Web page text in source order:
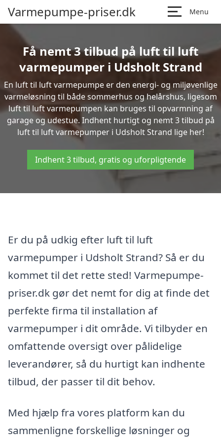
Varmepumpe-priser.dk Menu
Få nemt 3 tilbud på luft til luft
varmepumper i Udsholt Strand
En luft til luft varmepumpe er den energi- og miljøvenlige
varmeløsning til både sommerhus og helårshus, ligesom
luft til luft varmepumpen kan bruges til opvarmning af
garage og udestue. Indhent hurtigt og nemt 3 tilbud på
luft til luft varmepumper i Udsholt Strand lige her!
Indhent 3 tilbud, gratis og uforpligtende
Er du på udkig efter luft til luft
varmepumper i Udsholt Strand? Så er du
kommet til det rette sted! Varmepumpe-
priser.dk gør det nemt for dig at finde det
perfekte firma til installation af
varmepumper i dit område. Vi tilbyder en
omfattende oversigt over pålidelige
leverandører, så du hurtigt kan indhente
tilbud, der passer til dit behov.
Med hjælp fra vores platform kan du
sammenligne forskellige løsninger og